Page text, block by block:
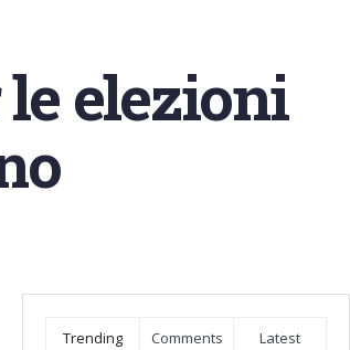
elezioni
Trending Comments Latest